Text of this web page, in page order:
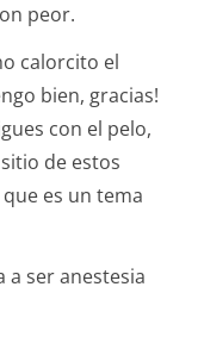
peor.
calorcito el
bien, gracias!
con el pelo,
de estos
es un tema
a ser anestesia